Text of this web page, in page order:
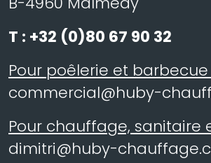
T : +32 (0)80 67 90 32
Pour poêlerie et barbecue
commercial@huby-
Pour chauffage, sanitaire
dimitri@huby-